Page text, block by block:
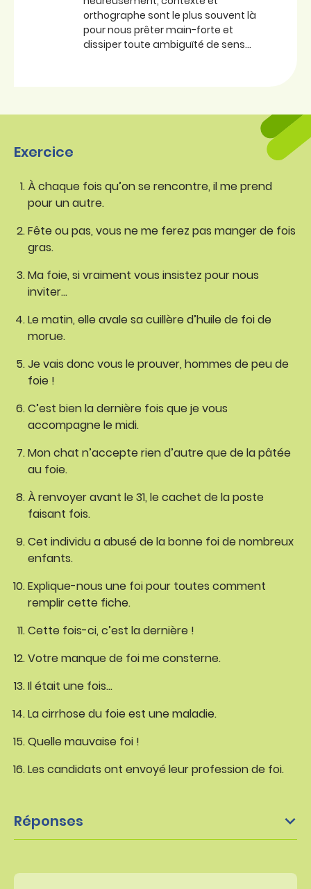
orthographe sont le plus souvent là
pour nous prêter main-forte et
dissiper toute ambiguïté de sens…
Exercice
À chaque fois qu’on se rencontre, il me prend
pour un autre.
Fête ou pas, vous ne me ferez pas manger de fois
gras.
Ma foie, si vraiment vous insistez pour nous
inviter…
Le matin, elle avale sa cuillère d’huile de foi de
morue.
Je vais donc vous le prouver, hommes de peu de
foie !
C’est bien la dernière fois que je vous
accompagne le midi.
Mon chat n’accepte rien d’autre que de la pâtée
au foie.
À renvoyer avant le 31, le cachet de la poste
faisant fois.
Cet individu a abusé de la bonne foi de nombreux
enfants.
Explique-nous une foi pour toutes comment
remplir cette fiche.
Cette fois-ci, c’est la dernière !
Votre manque de foi me consterne.
Il était une fois…
La cirrhose du foie est une maladie.
Quelle mauvaise foi !
Les candidats ont envoyé leur profession de foi.
Réponses